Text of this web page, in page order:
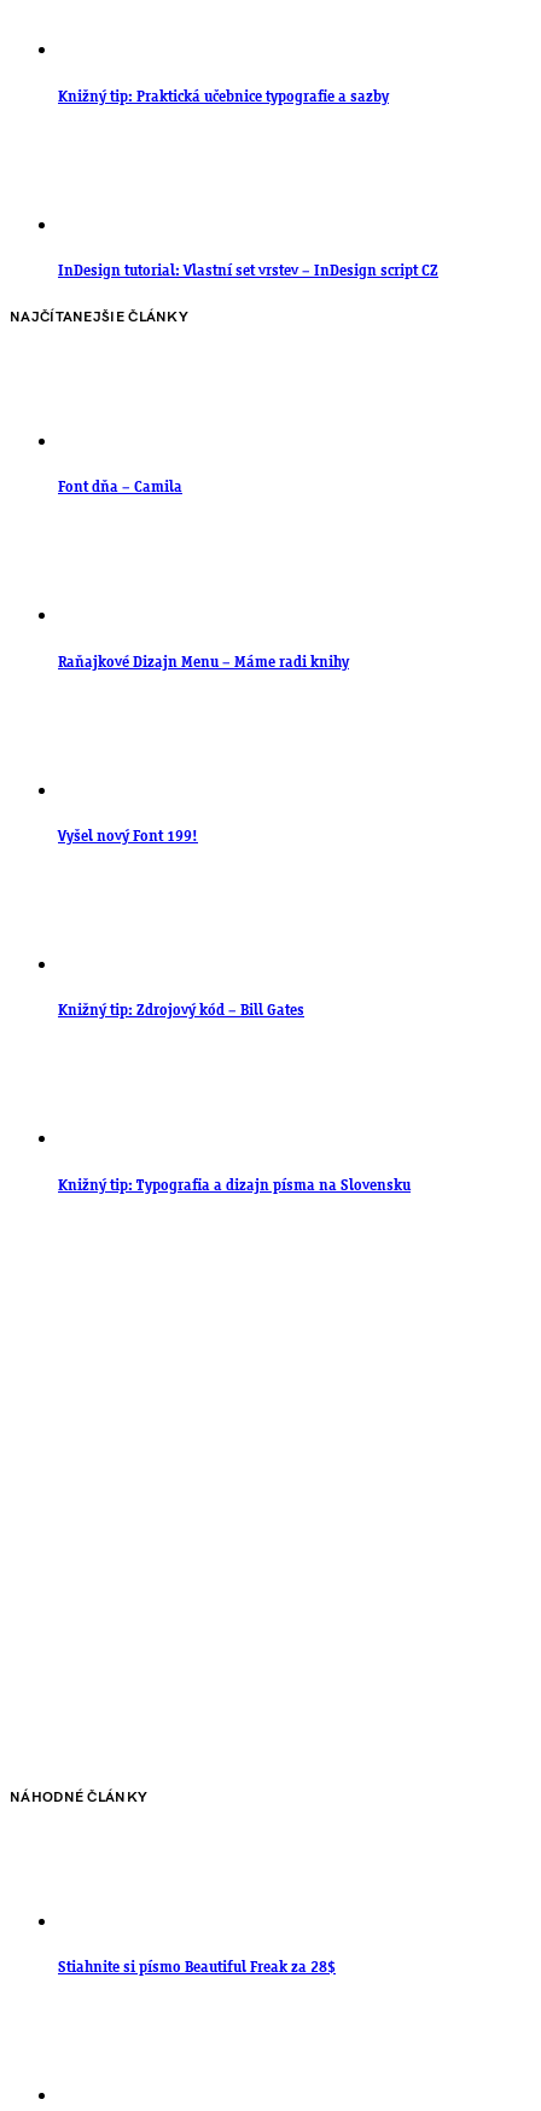
Knižný tip: Praktická učebnice typografie a sazby
InDesign tutorial: Vlastní set vrstev – InDesign script CZ
NAJČÍTANEJŠIE ČLÁNKY
Font dňa – Camila
Raňajkové Dizajn Menu – Máme radi knihy
Vyšel nový Font 199!
Knižný tip: Zdrojový kód – Bill Gates
Knižný tip: Typografia a dizajn písma na Slovensku
NÁHODNÉ ČLÁNKY
Stiahnite si písmo Beautiful Freak za 28$